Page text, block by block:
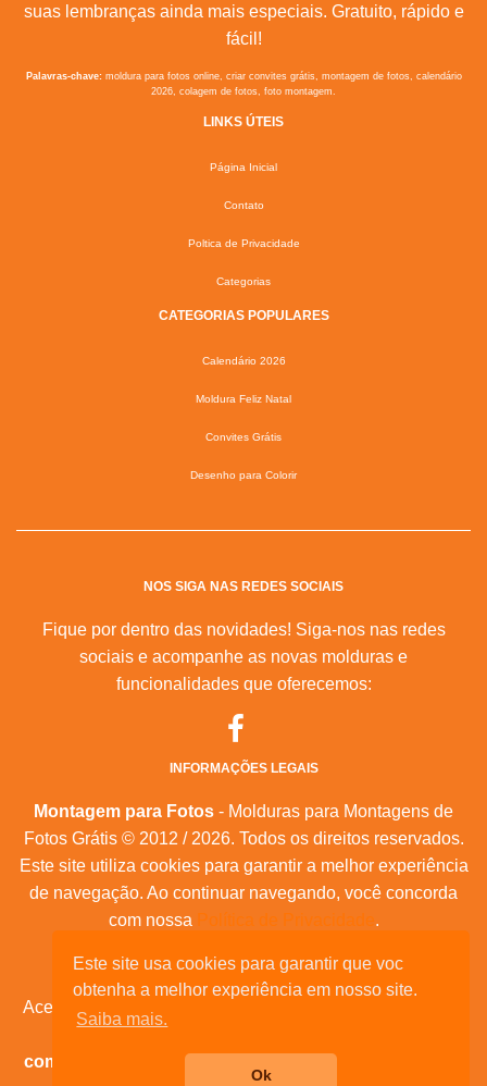
Este site usa cookies para garantir que voc
obtenha a melhor experiência em nosso site.
Saiba mais.
Ok
suas lembranças ainda mais especiais. Gratuito, rápido e
fácil!
Palavras-chave:moldura para fotos online, criar convites grátis, montagem de fotos, calendário
2026, colagem de fotos, foto montagem.
LINKS ÚTEIS
Página Inicial
Contato
Poltica de Privacidade
Categorias
CATEGORIAS POPULARES
Calendário 2026
Moldura Feliz Natal
Convites Grátis
Desenho para Colorir
NOS SIGA NAS REDES SOCIAIS
Fique por dentro das novidades! Siga-nos nas redes
sociais e acompanhe as novas molduras e
funcionalidades que oferecemos:
INFORMAÇÕES LEGAIS
Montagem para Fotos - Molduras para Montagens de
Fotos Grátis © 2012 / 2026. Todos os direitos reservados.
Este site utiliza cookies para garantir a melhor experiência
de navegação. Ao continuar navegando, você concorda
com nossa Política de Privacidade.
Mapa do Site |Feeds RSS |Sobre Nós
Acesse nossas molduras para:
comemorativas, e muita outras datas comemorativas!